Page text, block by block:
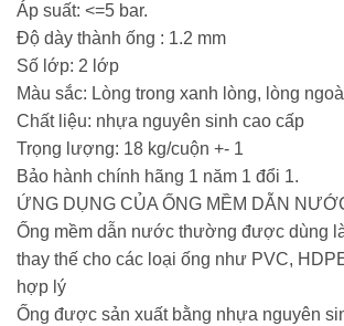
Áp suất: <=5 bar.
Độ dày thành ống : 1.2 mm
Số lớp: 2 lớp
Màu sắc: Lòng trong xanh lòng, lòng
Chất liệu: nhựa nguyên sinh cao cấp
Trọng lượng: 18 kg/cuộn +- 1
Bảo hành chính hãng 1 năm 1 đổi 1.
ỨNG DỤNG CỦA ỐNG MỀM DẪN
Ống mềm dẫn nước thường được dùng
thay thế cho các loại ống như PVC,
hợp lý
Ống được sản xuất bằng nhựa nguyên